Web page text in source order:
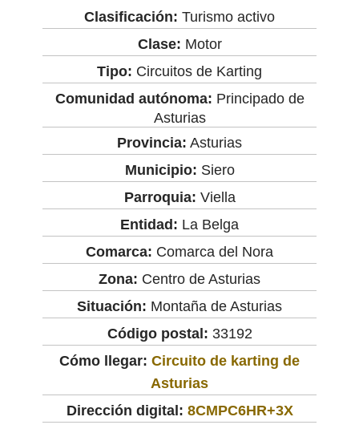
Clasificación: Turismo activo
Clase: Motor
Tipo: Circuitos de Karting
Comunidad autónoma: Principado de
Asturias
Provincia: Asturias
Municipio: Siero
Parroquia: Viella
Entidad: La Belga
Comarca: Comarca del Nora
Zona: Centro de Asturias
Situación: Montaña de Asturias
Código postal: 33192
Cómo llegar: Circuito de karting de
Asturias
Dirección digital: 8CMPC6HR+3X